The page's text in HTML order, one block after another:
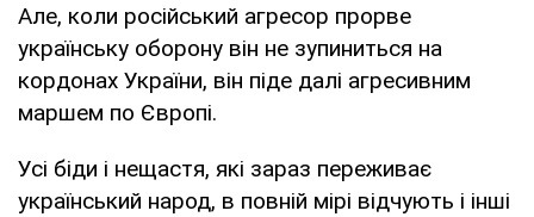
Але, коли російський агресор прорве
українську оборону він не зупиниться на
кордонах України, він піде далі агресивним
маршем по Європі.
Усі біди і нещастя, які зараз переживає
український народ, в повній мірі відчують і інші